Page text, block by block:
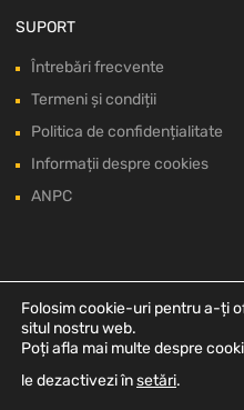
SUPORT
Întrebări frecvente
Termeni și condiții
Politica de confidențialitate
Informații despre cookies
ANPC
Folosim cookie-uri pentru a-ți
situl nostru web.
Poți afla mai multe despre
le dezactivezi însetări.